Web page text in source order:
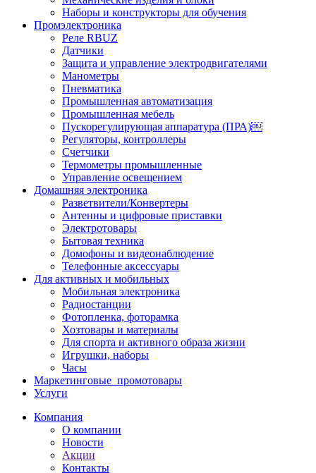
Наборы и конструкторы для обучения
Промэлектроника
Реле RBUZ
Датчики
Защита и управление электродвигателями
Манометры
Пневматика
Промышленная автоматизация
Промышленная мебель
Пускорегулирующая аппаратура (ПРА)￼
Регуляторы, контроллеры
Счетчики
Термометры промышленные
Управление освещением
Домашняя электроника
Разветвители/Конвертеры
Антенны и цифровые приставки
Электротовары
Бытовая техника
Домофоны и видеонаблюдение
Телефонные аксессуары
Для активных и мобильных
Мобильная электроника
Радиостанции
Фотопленка, фоторамка
Хозтовары и материалы
Для спорта и активного образа жизни
Игрушки, наборы
Часы
Маркетинговые_промотовары
Услуги
Компания
О компании
Новости
Акции
Контакты